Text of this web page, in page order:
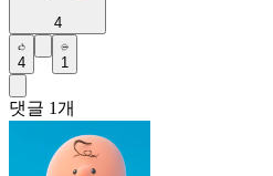
4
4 1
댓글 1개